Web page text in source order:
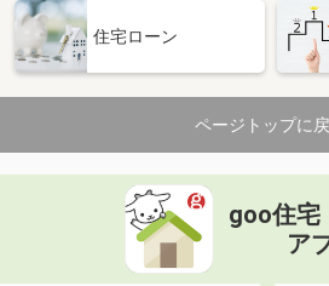
住宅ローン
ページトップに
goo住宅
ア